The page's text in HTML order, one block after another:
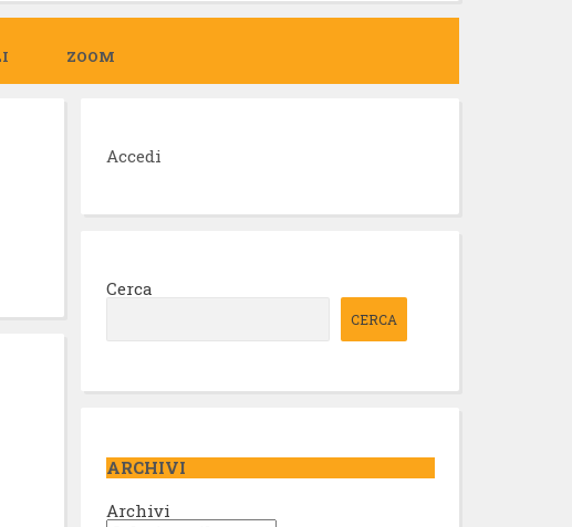
ZOOM
Accedi
Cerca
CERCA
ARCHIVI
Archivi